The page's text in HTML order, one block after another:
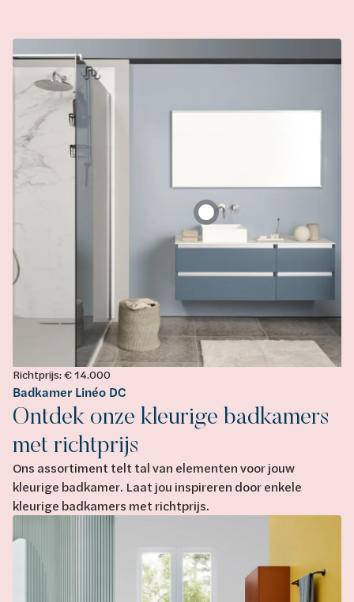
Richtprijs: € 14.000
Badkamer Linéo DC
Ontdek onze kleurige badkamers
met richtprijs
Ons assortiment telt tal van elementen voor jouw
kleurige badkamer. Laat jou inspireren door enkele
kleurige badkamers met richtprijs.